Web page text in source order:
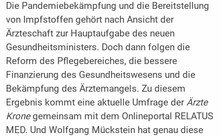
Die Pandemiebekämpfung und die Bereitstellung
von Impfstoffen gehört nach Ansicht der
Ärzteschaft zur Hauptaufgabe des neuen
Gesundheitsministers. Doch dann folgen die
Reform des Pflegebereiches, die bessere
Finanzierung des Gesundheitswesens und die
Bekämpfung des Ärztemangels. Zu diesem
Ergebnis kommt eine aktuelle Umfrage derÄrzte
Kronegemeinsam mit dem Onlineportal RELATUS
MED. Und Wolfgang Mückstein hat genau diese